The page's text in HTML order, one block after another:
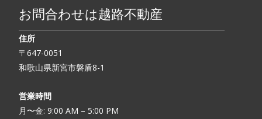
お問合わせは越路不動産
住所
〒647-0051
和歌山県新宮市磐盾8-1
営業時間
月〜金: 9:00 AM – 5:00 PM